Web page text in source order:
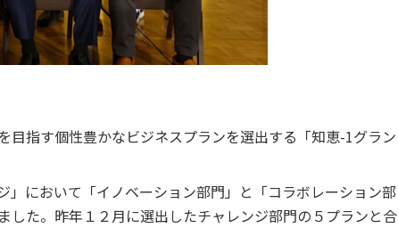
指す個性豊かなビジネスプランを選出する「知恵-1グラン
において「イノベーション部門」と「コラボレーション部
た。昨年１２月に選出したチャレンジ部門の５プランと合